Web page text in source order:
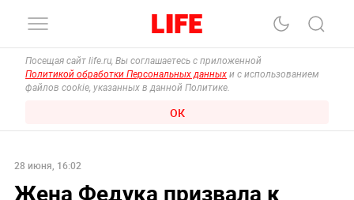
Посещая сайт life.ru, Вы соглашаетесь с приложенной
Политикой обработки Персональных данных и с использованием
файлов cookie, указанных в данной Политике.
ОК
28 июня, 16:02
Жена Федука призвала к